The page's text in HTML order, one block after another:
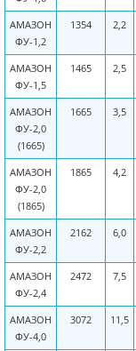
АМАЗОН
ФУ-1,2
1354 2,2
АМАЗОН
ФУ-1,5
1465 2,5
АМАЗОН
ФУ-2,0
(1665)
1665 3,5
АМАЗОН
ФУ-2,0
(1865)
1865 4,2
АМАЗОН
ФУ-2,2
2162 6,0
АМАЗОН
ФУ-2,4
2472 7,5
АМАЗОН
ФУ-4,0
3072 11,5